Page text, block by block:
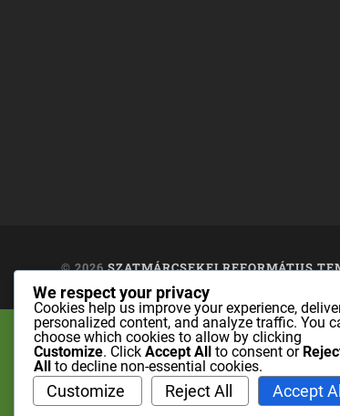
© 2026SZATMÁRCSEKEI REFORMÁTUS
We respect your privacy
Cookies help us improve your experience,
personalized content, and analyze traffic. You
choose which cookies to allow by clicking
Customize. Click Accept All to consent or
All
to decline non-essential cookies.
Customize Reject All Accept